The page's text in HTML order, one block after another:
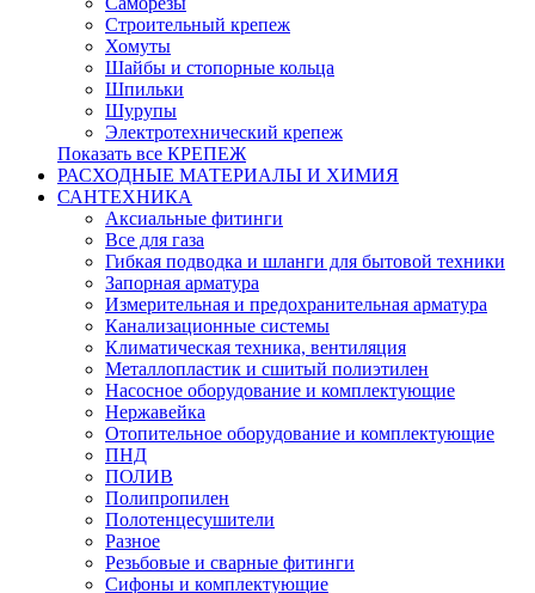
Строительный крепеж
Хомуты
Шайбы и стопорные кольца
Шпильки
Шурупы
Электротехнический крепеж
Показать все КРЕПЕЖ
РАСХОДНЫЕ МАТЕРИАЛЫ И ХИМИЯ
САНТЕХНИКА
Аксиальные фитинги
Все для газа
Гибкая подводка и шланги для бытовой техники
Запорная арматура
Измерительная и предохранительная арматура
Канализационные системы
Климатическая техника, вентиляция
Металлопластик и сшитый полиэтилен
Насосное оборудование и комплектующие
Нержавейка
Отопительное оборудование и комплектующие
ПНД
ПОЛИВ
Полипропилен
Полотенцесушители
Разное
Резьбовые и сварные фитинги
Сифоны и комплектующие